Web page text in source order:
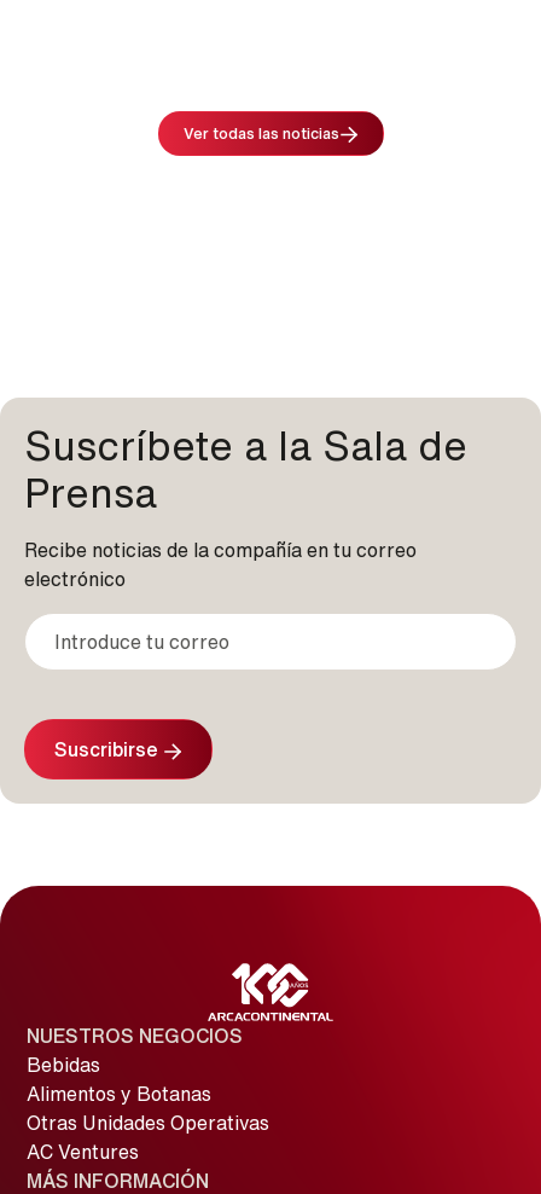
Image
Ver todas las noticias
Suscríbete a la Sala de
Prensa
Recibe noticias de la compañía en tu correo
electrónico
Suscribirse
NUESTROS NEGOCIOS
Bebidas
Alimentos y Botanas
Otras Unidades Operativas
AC Ventures
MÁS INFORMACIÓN